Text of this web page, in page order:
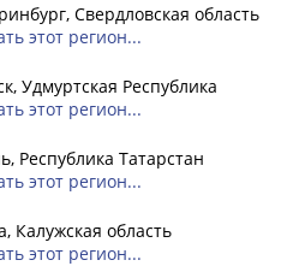
Свердловская область
этот регион...
Удмуртская Республика
этот регион...
Республика Татарстан
этот регион...
Калужская область
этот регион...